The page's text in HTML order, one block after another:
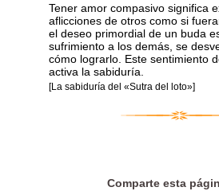
Tener amor compasivo significa
aflicciones de otros como si
el deseo primordial de un buda
sufrimiento a los demás, se
cómo lograrlo. Este sentimiento
activa la sabiduría.
[La sabiduría del «Sutra del loto»]
Comparte esta